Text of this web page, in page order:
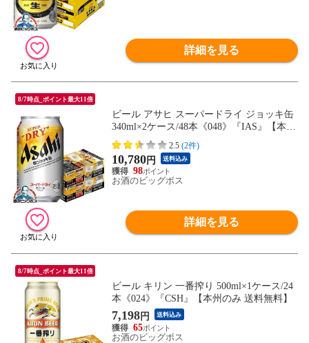
詳細を見る
8/7時点_ポイント最大11倍
ビール アサヒ スーパードライ ジョッキ缶
340ml×2ケース/48本《048》『IAS』【本州
のみ 送料無料】
2.5 (2件)
10,780円 送料込み
98
お酒のビッグボス
詳細を見る
8/7時点_ポイント最大11倍
ビール キリン 一番搾り 500ml×1ケース/24
本《024》『CSH』【本州のみ 送料無料】
7,198円 送料込み
65
お酒のビッグボス